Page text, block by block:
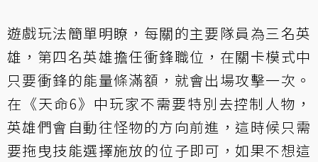
遊戲玩法簡單明瞭，每關的主要隊員為三名英
雄，第四名英雄擔任衝鋒職位，在關卡模式中
只要衝鋒的能量條滿額，就會出場攻擊一次。
在《天命6》中玩家不需要特別去控制人物，
英雄們會自動往怪物的方向前進，這時候只需
要拖曳技能選擇施放的位子即可，如果不想這